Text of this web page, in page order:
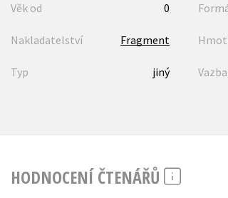
Věk od 0
Nakladatelství Fragment
Typ jiný Vazba
HODNOCENÍ ČTENÁŘŮ